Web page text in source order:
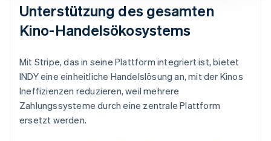
Unterstützung des gesamten
Kino-Handelsökosystems
Mit Stripe, das in seine Plattform integriert ist, bietet
INDY eine einheitliche Handelslösung an, mit der Kinos
Ineffizienzen reduzieren, weil mehrere
Zahlungssysteme durch eine zentrale Plattform
ersetzt werden.